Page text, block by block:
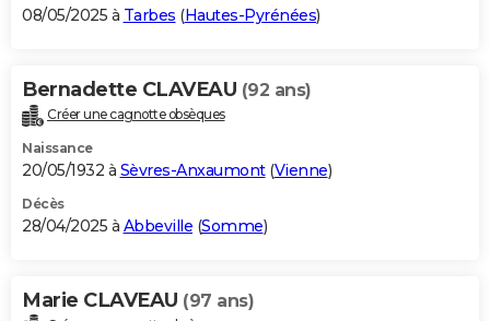
08/05/2025 à Tarbes (Hautes-Pyrénées)
Bernadette CLAVEAU (92 ans)
Créer une cagnotte obsèques
Naissance
20/05/1932 à Sèvres-Anxaumont(Vienne)
Décès
28/04/2025 à Abbeville (Somme)
Marie CLAVEAU (97 ans)